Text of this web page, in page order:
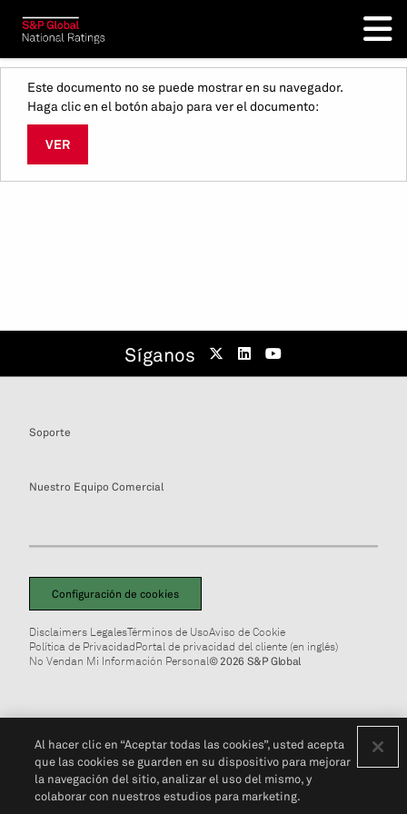
Este documento no se puede mostrar en su navegador.
Haga clic en el botón abajo para ver el documento:
VER
Síganos
Soporte
Nuestro Equipo Comercial
Configuración de cookies
Disclaimers LegalesTérminos de UsoAviso de Cookie
Política de PrivacidadPortal de privacidad del cliente (en inglés)
No Vendan Mi Información Personal© 2026 S&P Global
Al hacer clic en “Aceptar todas las cookies”, usted acepta
que las cookies se guarden en su dispositivo para mejorar
la navegación del sitio, analizar el uso del mismo, y
colaborar con nuestros estudios para marketing.